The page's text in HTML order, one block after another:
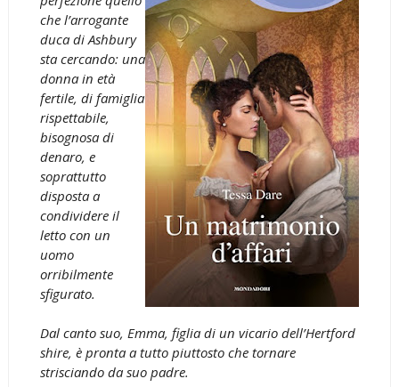
che l’arrogante
duca di Ashbury
sta cercando: una
donna in età
fertile, di famiglia
rispettabile,
bisognosa di
denaro, e
soprattutto
disposta a
condividere il
letto con un
uomo
orribilmente
sfigurato.
Dal canto suo, Emma, figlia di un vicario dell’Hertford
shire, è pronta a tutto piuttosto che tornare
strisciando da suo padre.